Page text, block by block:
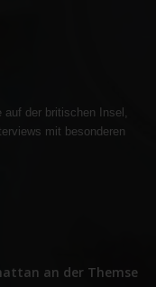
der britischen Insel,
mit besonderen
an der Themse